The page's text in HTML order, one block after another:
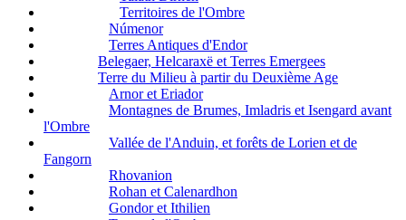
Territoires de l'Ombre
Númenor
Terres Antiques d'Endor
Belegaer, Helcaraxë et Terres Emergees
Terre du Milieu à partir du Deuxième Age
Arnor et Eriador
Montagnes de Brumes, Imladris et Isengard avant
l'Ombre
Vallée de l'Anduin, et forêts de Lorien et de
Fangorn
Rhovanion
Rohan et Calenardhon
Gondor et Ithilien